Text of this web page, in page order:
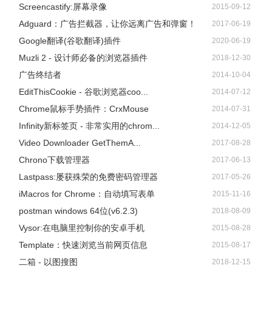
Screencastify:屏幕录像 2015-09-12
Adguard：广告拦截器，让你远离广告和弹窗！ 2017-06-19
Google翻译(谷歌翻译)插件 2020-06-19
Muzli 2 - 设计师必备的浏览器插件 2018-12-30
广告终结者 2014-10-04
EditThisCookie - 谷歌浏览器coo... 2014-07-12
Chrome鼠标手势插件：CrxMouse 2014-07-31
Infinity新标签页 - 非常实用的chrom... 2014-12-05
Video Downloader GetThemA... 2017-08-28
Chrono下载管理器 2017-06-13
Lastpass:屡获殊荣的免费密码管理器 2017-05-26
iMacros for Chrome：自动填写表单 2015-11-16
postman windows 64位(v6.2.3) 2018-08-09
Vysor:在电脑里控制你的安卓手机 2015-08-28
Template：快速浏览当前网页信息 2015-08-17
二箱 - 以图搜图 2018-12-15